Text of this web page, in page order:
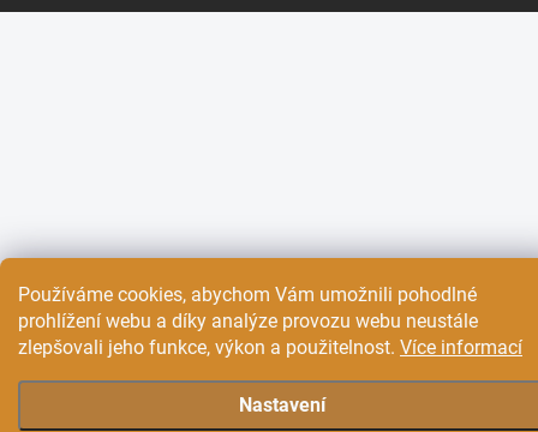
Používáme cookies, abychom Vám umožnili pohodlné
prohlížení webu a díky analýze provozu webu neustále
zlepšovali jeho funkce, výkon a použitelnost. Více informací
Nastavení